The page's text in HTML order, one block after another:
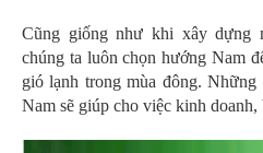
Cũng giống như khi xây dựng
chúng ta luôn chọn hướng Nam
gió lạnh trong mùa đông.
Nam sẽ giúp cho việc kinh